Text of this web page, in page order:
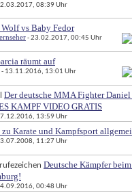
08:39 Uhr
vs Baby Fedor
- 23.02.2017, 00:45 Uhr
räumt auf
- 13.11.2016, 13:01 Uhr
Der deutsche MMA Fighter
KAMPF VIDEO GRATIS
13:59 Uhr
zu Karate und Kampfsport
11:27 Uhr
Deutsche Kämpfer
00:48 Uhr